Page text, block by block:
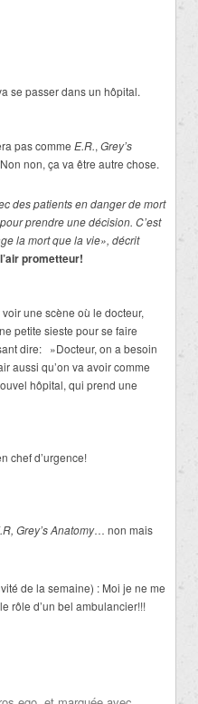
se passer dans un hôpital.
pas comme E.R., Grey’s
non, ça va être autre chose.
des patients en danger de mort
prendre une décision. C’est
la mort que la vie», décrit
prometteur!
une scène où le docteur,
petite sieste pour se faire
dire: »Docteur, on a besoin
aussi qu’on va avoir comme
hôpital, qui prend une
chef d’urgence!
Grey’s Anatomy… non mais
de la semaine) : Moi je ne me
rôle d’un bel ambulancier!!!